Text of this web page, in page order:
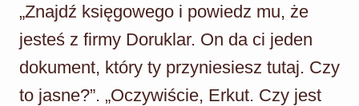
„Znajdź księgowego i powiedz mu, że
jesteś z firmy Doruklar. On da ci jeden
dokument, który ty przyniesiesz tutaj. Czy
to jasne?”. „Oczywiście, Erkut. Czy jest